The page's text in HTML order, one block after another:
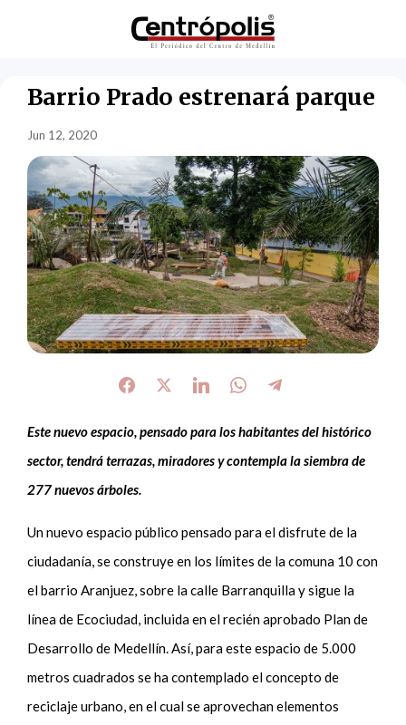
Barrio Prado estrenará parque
Jun 12, 2020
Este nuevo espacio, pensado para los habitantes del histórico
sector, tendrá terrazas, miradores y contempla la siembra de
277 nuevos árboles.
Un nuevo espacio público pensado para el disfrute de la
ciudadanía, se construye en los límites de la comuna 10 con
el barrio Aranjuez, sobre la calle Barranquilla y sigue la
línea de Ecociudad, incluida en el recién aprobado Plan de
Desarrollo de Medellín. Así, para este espacio de 5.000
metros cuadrados se ha contemplado el concepto de
reciclaje urbano, en el cual se aprovechan elementos